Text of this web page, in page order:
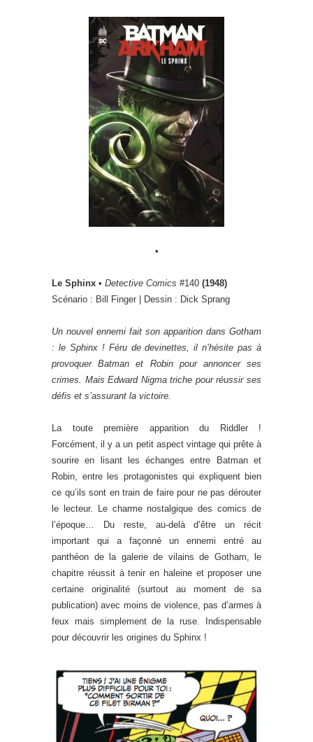
•
Le Sphinx • Detective Comics #140 (1948)
Scénario : Bill Finger | Dessin : Dick Sprang
Un nouvel ennemi fait son apparition dans Gotham
: le Sphinx ! Féru de devinettes, il n’hésite pas à
provoquer Batman et Robin pour annoncer ses
crimes. Mais Edward Nigma triche pour réussir ses
défis et s’assurant la victoire.
La toute première apparition du Riddler !
Forcément, il y a un petit aspect vintage qui prête à
sourire en lisant les échanges entre Batman et
Robin, entre les protagonistes qui expliquent bien
ce qu’ils sont en train de faire pour ne pas dérouter
le lecteur. Le charme nostalgique des comics de
l’époque… Du reste, au-delà d’être un récit
important qui a façonné un ennemi entré au
panthéon de la galerie de vilains de Gotham, le
chapitre réussit à tenir en haleine et proposer une
certaine originalité (surtout au moment de sa
publication) avec moins de violence, pas d’armes à
feux mais simplement de la ruse. Indispensable
pour découvrir les origines du Sphinx !